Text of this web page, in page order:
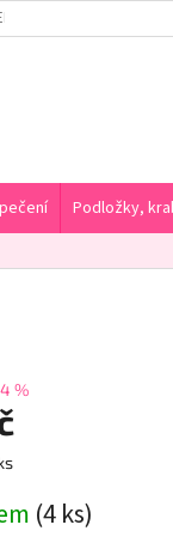
DOPRAVY A PLATBA
Podložky,
%
(4 ks)